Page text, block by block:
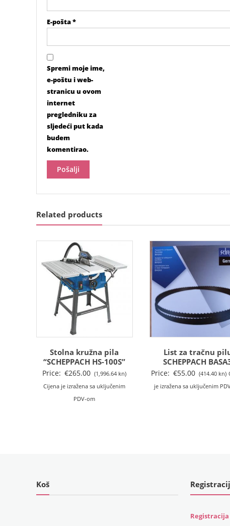
E-pošta*
Spremi moje ime,
e-poštu i web-
stranicu u ovom
internet
pregledniku za
sljedeći put kada
budem
komentirao.
Related products
Stolna kružna pila
“SCHEPPACH HS-100S”
Price: €265.00 (1,996.64 kn)
Cijena je izražena sa uključenim
PDV-om
List za tračnu
SCHEPPACH
Price: €55.00 (414.40 kn)
je izražena sa uključenim
Koš
Registracija